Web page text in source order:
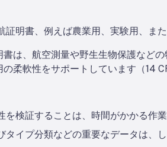
証明書、例えば農業用、実験用、ま
は、航空測量や野生生物保護など
柔軟性をサポートしています（14
検証することは、時間がかかる作業
イプ分類などの重要なデータは、